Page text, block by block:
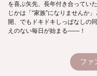
を喜ぶ矢先、長年付き合ってい
じかは「“家族”になりませんか
開、でもドキドキしっぱなしの
えのない毎日が始まる――！
ファ